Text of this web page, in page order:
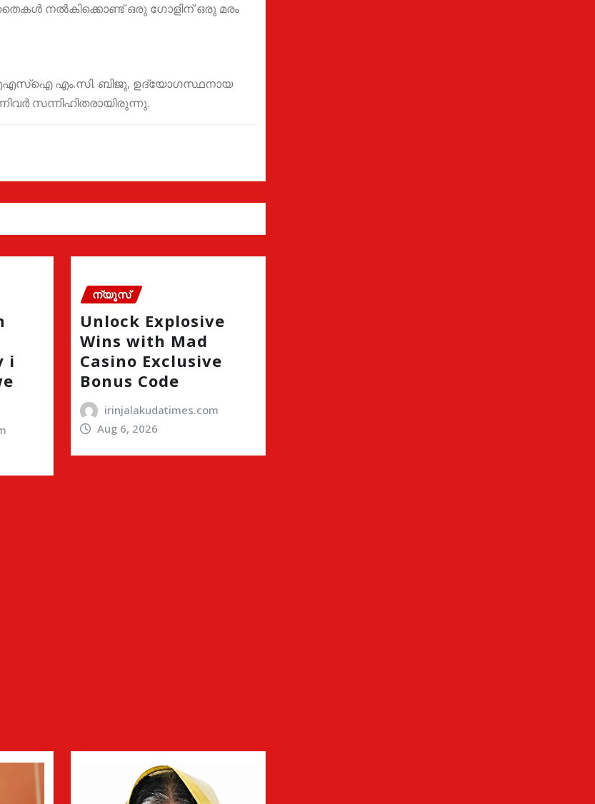
നൽകിക്കൊണ്ട് ഒരു ഗോളിന് ഒരു മരം
എം.സി. ബിജു, ഉദ്യോഗസ്ഥനായ
സന്നിഹിതരായിരുന്നു.
i
ന്യൂസ്
Unlock Explosive
Wins with Mad
Casino Exclusive
Bonus Code
irinjalakudatimes.com
Aug 6, 2026